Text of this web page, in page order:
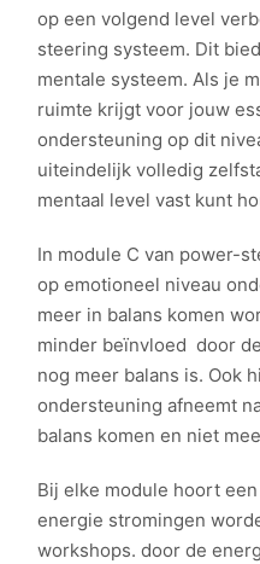
op een volgend level
steering systeem. Dit
mentale systeem. Als je
ruimte krijgt voor jouw
ondersteuning op dit
uiteindelijk volledig
mentaal level vast kunt
In module C van power-
op emotioneel niveau
meer in balans komen
minder beïnvloed door
nog meer balans is. Ook
ondersteuning afneemt
balans komen en niet
Bij elke module hoort
energie stromingen
workshops. door de